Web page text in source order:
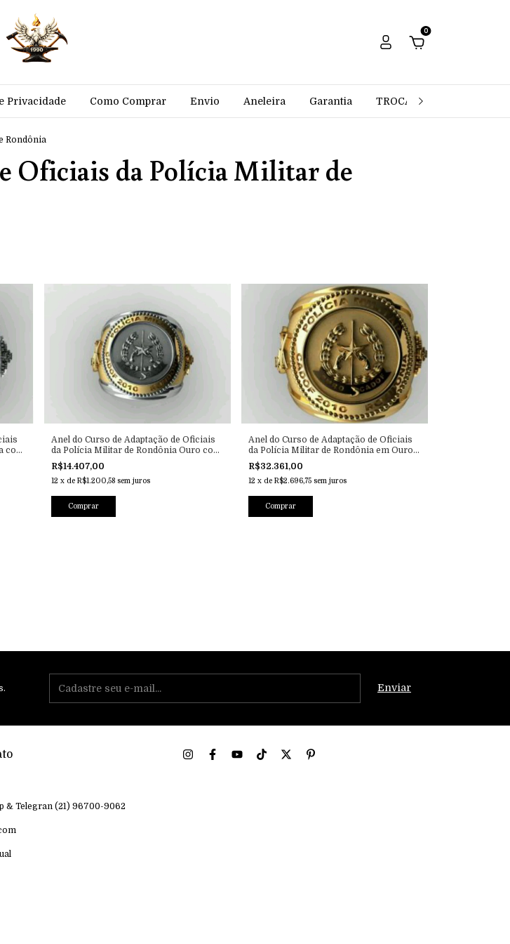
0
Privacidade Como Comprar Envio Aneleira Garantia TROCAS E DEVOLUÇÕES
Rondônia
Oficiais da Polícia Militar de
com
Anel do Curso de Adaptação de Oficiais
da Polícia Militar de Rondônia Ouro com
Prata
R$14.407,00
12 x de R$1.200,58 sem juros
Anel do Curso de Adaptação de Oficiais
da Polícia Militar de Rondônia em Ouro
18k
R$32.361,00
12 x de R$2.696,75 sem juros
& Telegran (21) 96700-9062